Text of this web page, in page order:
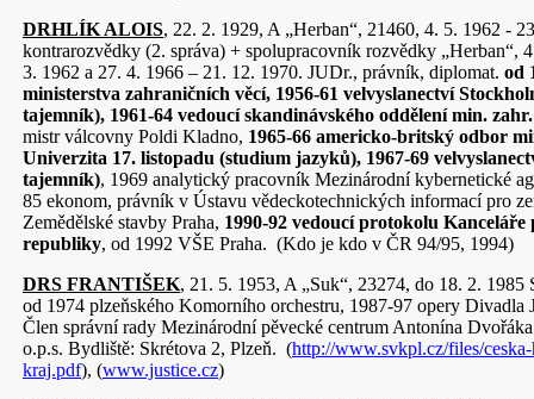
DRHLÍK ALOIS, 22. 2. 1929, A „Herban“, 21460, 4. 5. 1962 -
kontrarozvědky (2. správa) + spolupracovník rozvědky „Herban“,
3. 1962 a 27. 4. 1966 – 21. 12. 1970. JUDr., právník, diplomat. od
ministerstva zahraničních věcí, 1956-61 velvyslanectví
tajemník), 1961-64 vedoucí skandinávského oddělení min.
mistr válcovny Poldi Kladno, 1965-66 americko-britský odbor
Univerzita 17. listopadu (studium jazyků), 1967-69
tajemník), 1969 analytický pracovník Mezinárodní kybernetické
85 ekonom, právník v Ústavu vědeckotechnických informací pro
Zemědělské stavby Praha, 1990-92 vedoucí protokolu Kanceláře
republiky, od 1992 VŠE Praha. (Kdo je kdo v ČR 94/95, 1994)
DRS FRANTIŠEK, 21. 5. 1953, A „Suk“, 23274, do 18. 2.
od 1974 plzeňského Komorního orchestru, 1987-97 opery Divadla
Člen správní rady Mezinárodní pěvecké centrum Antonína
o.p.s. Bydliště: Skrétova 2, Plzeň. (http://www.svkpl.cz/files/
kraj.pdf), (www.justice.cz)